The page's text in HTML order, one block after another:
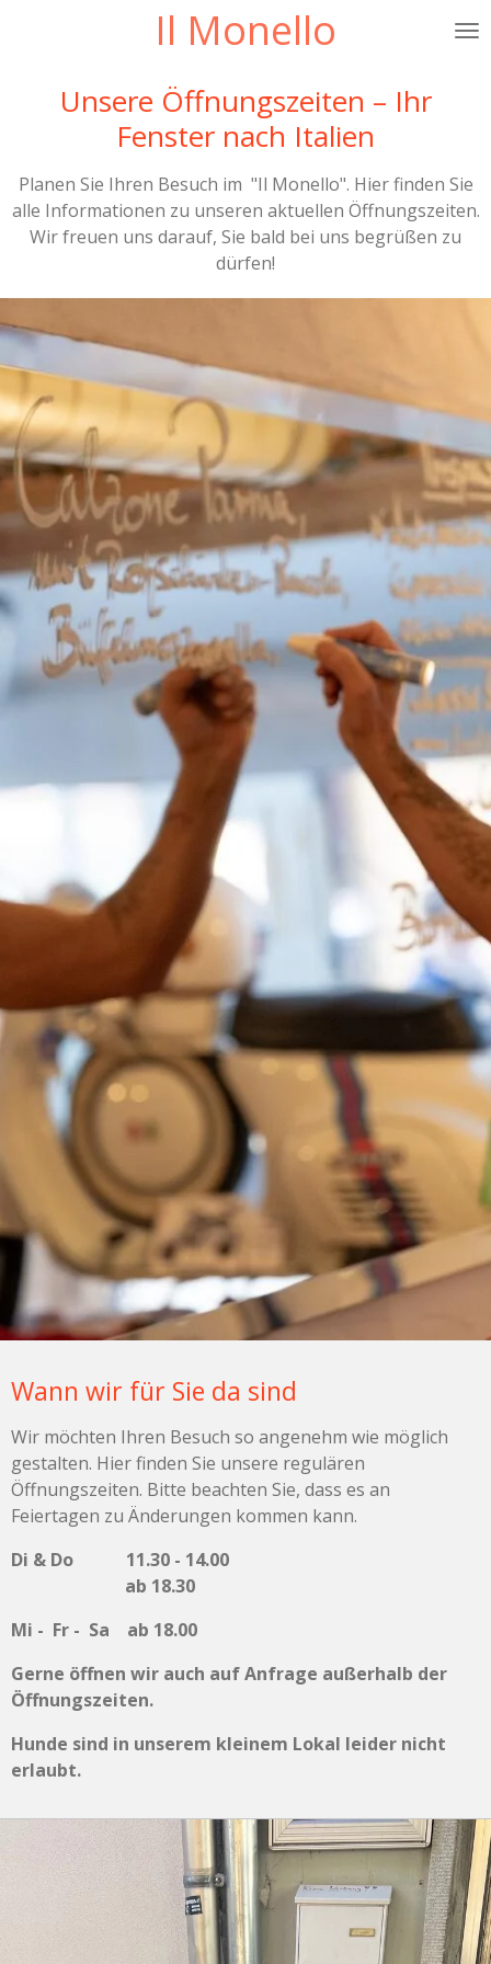
Il Monello
Unsere Öffnungszeiten – Ihr
Fenster nach Italien
Planen Sie Ihren Besuch im "Il Monello". Hier finden Sie
alle Informationen zu unseren aktuellen Öffnungszeiten.
Wir freuen uns darauf, Sie bald bei uns begrüßen zu
dürfen!
Wann wir für Sie da sind
Wir möchten Ihren Besuch so angenehm wie möglich
gestalten. Hier finden Sie unsere regulären
Öffnungszeiten. Bitte beachten Sie, dass es an
Feiertagen zu Änderungen kommen kann.
Di & Do 11.30 - 14.00
ab 18.30
Mi - Fr - Sa ab 18.00
Gerne öffnen wir auch auf Anfrage außerhalb der
Öffnungszeiten.
Hunde sind in unserem kleinem Lokal leider nicht
erlaubt.